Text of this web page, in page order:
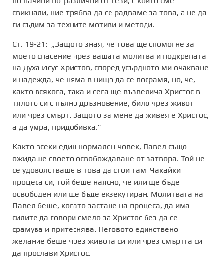
свикнали, ние трябва да се радваме за това, а не да
ги съдим за техните мотиви и методи.
Ст. 19-21: „Защото зная, че това ще спомогне за
моето спасение чрез вашата молитва и подкрепата
на Духа Исус Христов, според усърдното ми очакване
и надежда, че няма в нищо да се посрамя, но, че,
както всякога, така и сега ще възвелича Христос в
тялото си с пълно дръзновение, било чрез живот
или чрез смърт. Защото за мене да живея е Христос,
а да умра, придобивка.”
Както всеки един нормален човек, Павел също
ожидаше своето освобождаване от затвора. Той не
се удоволстваше в това да стои там. Чакайки
процеса си, той беше наясно, че или ще бъде
освободен или ще бъде екзекутиран. Молитвата на
Павел беше, когато застане на процеса, да има
силите да говори смело за Христос без да се
срамува и притеснява. Неговото единствено
желание беше чрез живота си или чрез смъртта си
да прослави Христос.